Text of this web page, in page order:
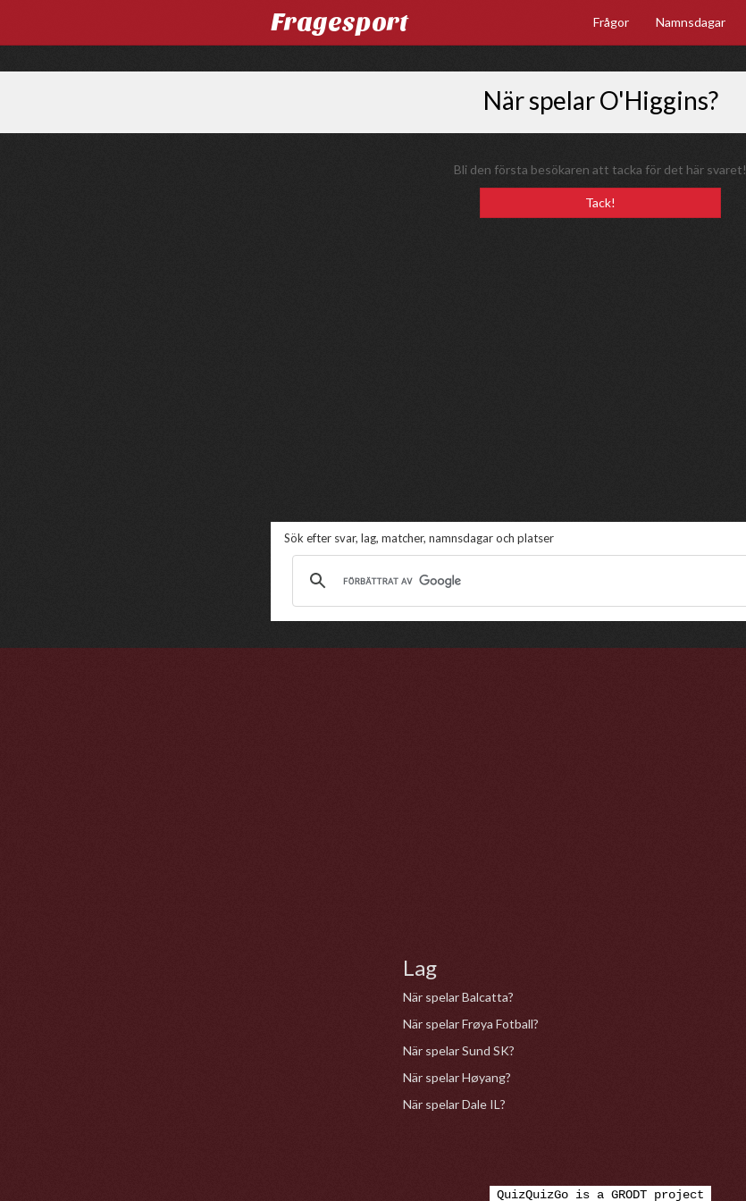
Fragesport Frågor Namnsdagar
När spelar O'Higgins?
Bli den första besökaren att tacka för det här svaret!
Tack!
Sök efter svar, lag, matcher, namnsdagar och platser
Lag
När spelar Balcatta?
När spelar Frøya Fotball?
När spelar Sund SK?
När spelar Høyang?
När spelar Dale IL?
QuizQuizGo is a GRODT project